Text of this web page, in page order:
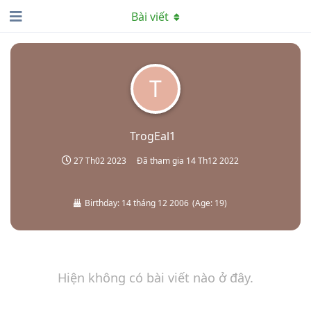
T
TrogEal1
27 Th02 2023 Đã tham gia 14 Th12 2022
Birthday: 14 tháng 12 2006 (Age: 19)
Bài viết
Hiện không có bài viết nào ở đây.